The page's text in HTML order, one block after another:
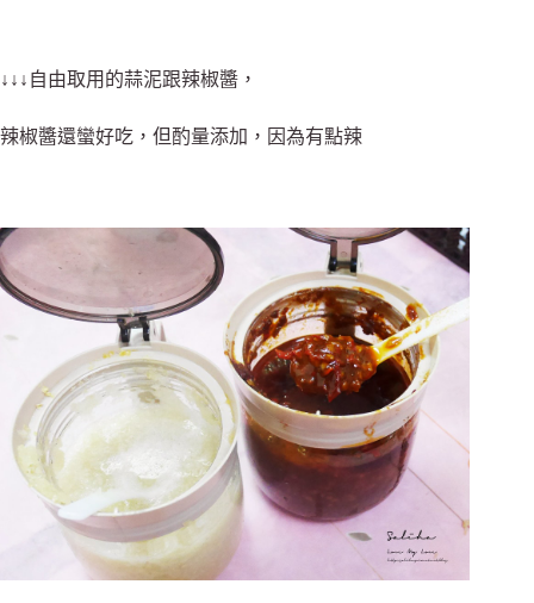
↓↓↓自由取用的蒜泥跟辣椒醬，
辣椒醬還蠻好吃，但酌量添加，因為有點辣